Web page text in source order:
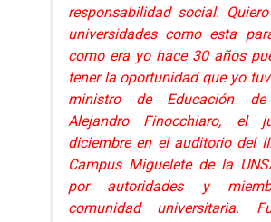
responsabilidad social.
universidades como esta
como era yo hace 30 años
tener la oportunidad que yo
ministro de Educación
Alejandro Finocchiaro, el
diciembre en el auditorio del
Campus Miguelete de la
por autoridades y
comunidad universitaria.